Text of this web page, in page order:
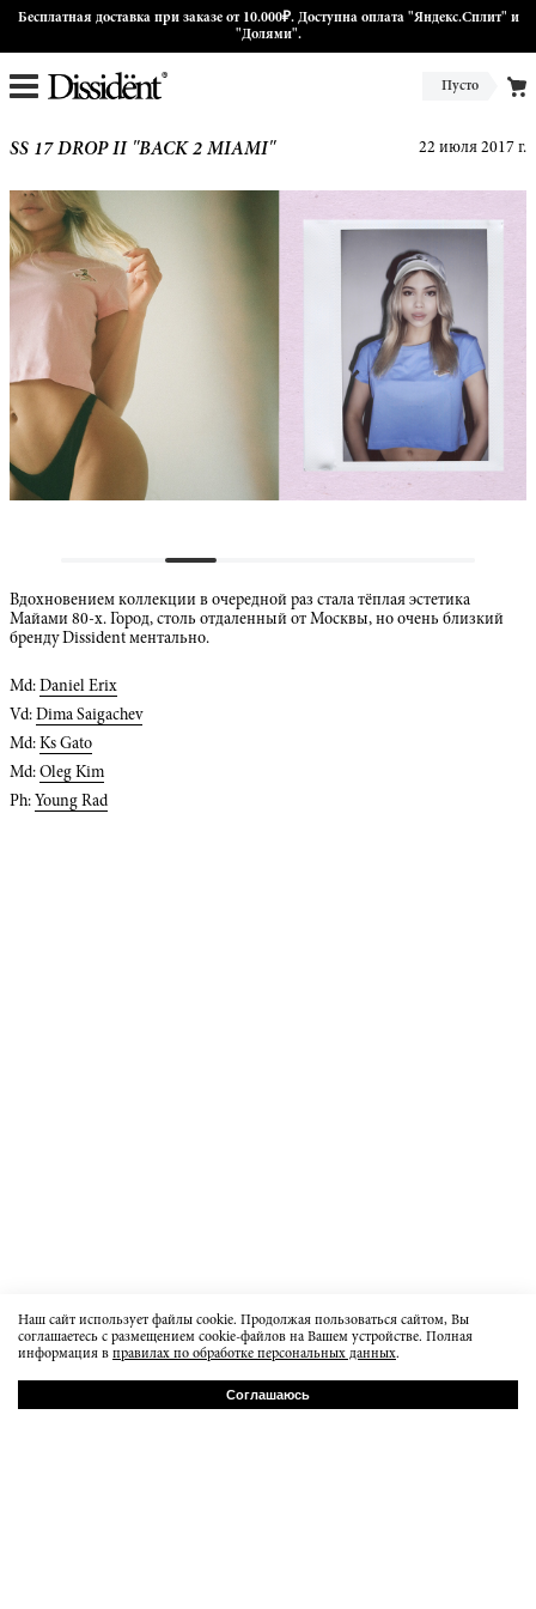
Бесплатная доставка при заказе от 10.000₽. Доступна оплата "Яндекс.Сплит" и
"Долями".
Пусто
SS 17 DROP II "BACK 2 MIAMI" 22 июля 2017 г.
Вдохновением коллекции в очередной раз стала тёплая эстетика
Майами 80-х. Город, столь отдаленный от Москвы, но очень близкий
бренду Dissident ментально.
Md: Daniel Erix
Vd: Dima Saigachev
Md: Ks Gato
Md: Oleg Kim
Ph: Young Rad
Наш сайт использует файлы cookie. Продолжая пользоваться сайтом, Вы
соглашаетесь с размещением cookie-файлов на Вашем устройстве. Полная
информация в правилах по обработке персональных данных.
Соглашаюсь